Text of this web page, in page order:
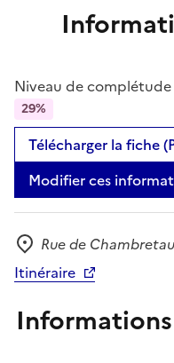
Niveau de
29%
Télécharger la fiche
Modifier ces
Adresse
Rue de
Itinéraire